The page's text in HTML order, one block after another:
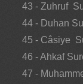
43 - Zuhruf
44 - Duhan
45 - Câsiye
46 - Ahkaf
47 -